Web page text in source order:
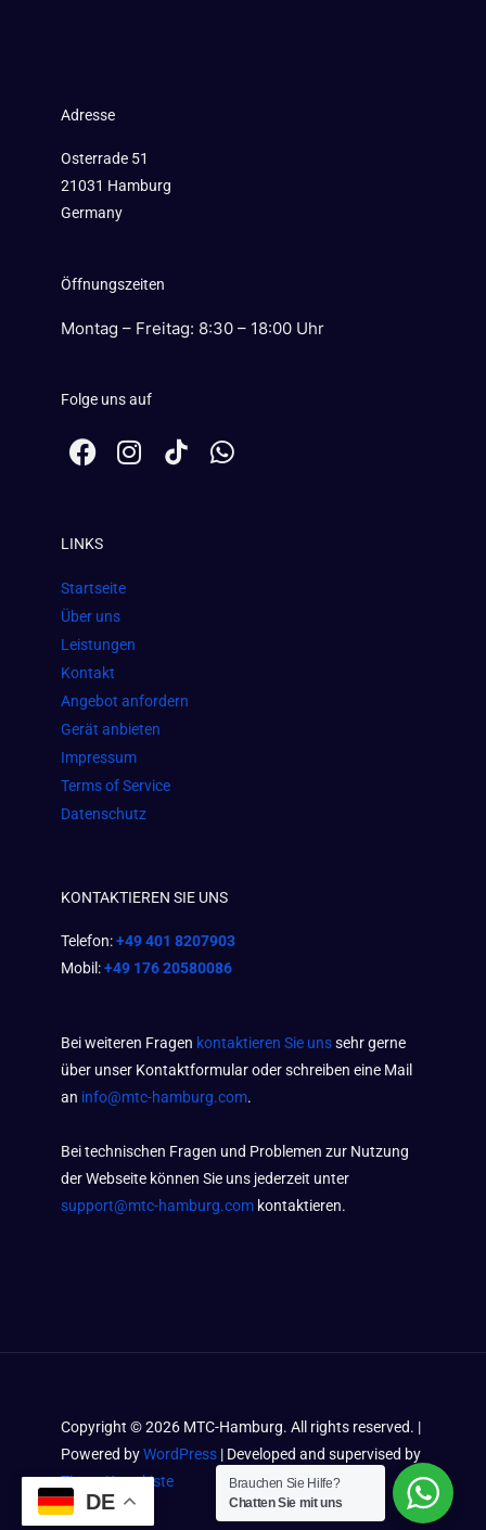
Adresse
Osterrade 51
21031 Hamburg
Germany
Öffnungszeiten
Montag – Freitag: 8:30 – 18:00 Uhr
Folge uns auf
F
a
b
o
o
k
I
n
m
W
h
LINKS
Startseite
Über uns
Leistungen
Kontakt
Angebot anfordern
Gerät anbieten
Impressum
Terms of Service
Datenschutz
KONTAKTIEREN SIE UNS
Telefon:+49 401 8207903
Mobil:+49 176 20580086
Bei weiteren Fragen kontaktieren Sie unssehr gerne
über unser Kontaktformular oder schreiben eine Mail
an info@mtc-hamburg.com.
Bei technischen Fragen und Problemen zur Nutzung
der Webseite können Sie uns jederzeit unter
support@mtc-hamburg.com kontaktieren.
Copyright ©2026 MTC-Hamburg. All rights reserved. |
Powered byWordPress | Developed and supervised by
Timos Kramkiste
DE
Brauchen Sie Hilfe?
Chatten Sie mit uns